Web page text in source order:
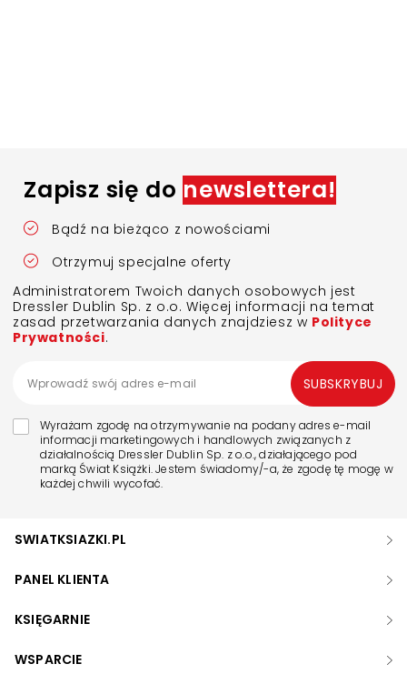
Zapisz się do newslettera!
Bądź na bieżąco z nowościami
Otrzymuj specjalne oferty
Administratorem Twoich danych osobowych jest
Dressler Dublin Sp. z o.o. Więcej informacji na temat
zasad przetwarzania danych znajdziesz w Polityce
Prywatności.
Wyrażam zgodę na otrzymywanie na podany adres e-mail
informacji marketingowych i handlowych związanych z
działalnością Dressler Dublin Sp. z o.o., działającego pod
marką Świat Książki. Jestem świadomy/-a, że zgodę tę mogę w
każdej chwili wycofać.
SUBSKRYBUJ
SWIATKSIAZKI.PL
PANEL KLIENTA
KSIĘGARNIE
WSPARCIE